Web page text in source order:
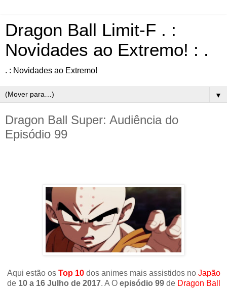
Dragon Ball Limit-F . :
Novidades ao Extremo! : .
. : Novidades ao Extremo!
▼
Dragon Ball Super: Audiência do
Episódio 99
Aqui estão os Top 10dos animes mais assistidos no Japão
de 10 a 16 Julho de 2017. A O episódio 99de Dragon Ball